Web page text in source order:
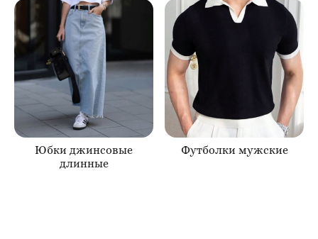
Юбки джинсовые
длинные
Футболки мужские